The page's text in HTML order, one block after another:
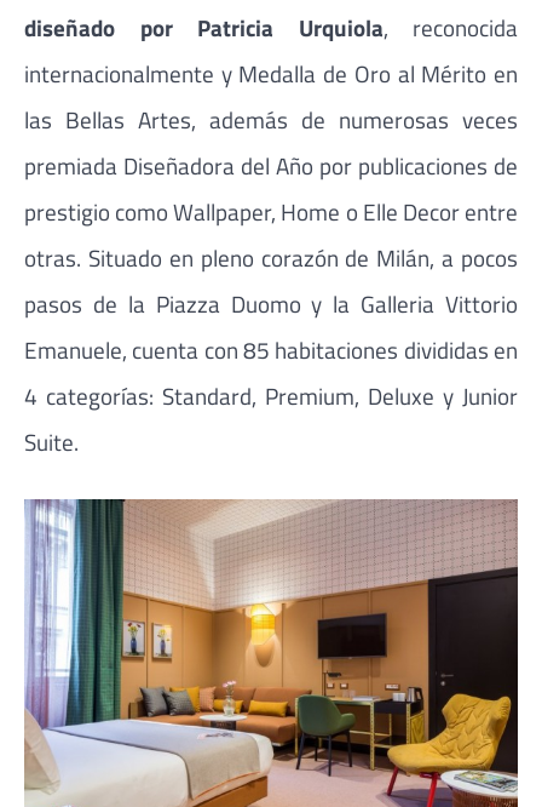
diseñado por Patricia Urquiola, reconocida
internacionalmente y Medalla de Oro al Mérito en
las Bellas Artes, además de numerosas veces
premiada Diseñadora del Año por publicaciones de
prestigio como Wallpaper, Home o Elle Decor entre
otras. Situado en pleno corazón de Milán, a pocos
pasos de la Piazza Duomo y la Galleria Vittorio
Emanuele, cuenta con 85 habitaciones divididas en
4 categorías: Standard, Premium, Deluxe y Junior
Suite.